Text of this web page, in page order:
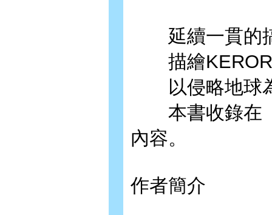
延續一貫的
描繪
以侵略地球為
本書收錄在「
內容。
作者簡介